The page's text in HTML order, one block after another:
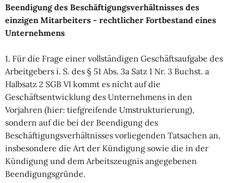
Beendigung des Beschäftigungsverhältnisses des
einzigen Mitarbeiters - rechtlicher Fortbestand eines
Unternehmens
1. Für die Frage einer vollständigen Geschäftsaufgabe des
Arbeitgebers i. S. des § 51 Abs. 3a Satz 1 Nr. 3 Buchst. a
Halbsatz 2 SGB VI kommt es nicht auf die
Geschäftsentwicklung des Unternehmens in den
Vorjahren (hier: tiefgreifende Umstrukturierung),
sondern auf die bei der Beendigung des
Beschäftigungsverhältnisses vorliegenden Tatsachen an,
insbesondere die Art der Kündigung sowie die in der
Kündigung und dem Arbeitszeugnis angegebenen
Beendigungsgründe.